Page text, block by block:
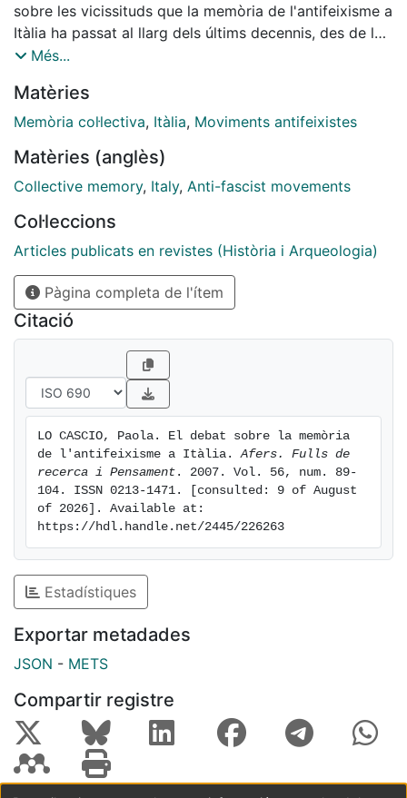
sobre les vicissituds que la memòria de l'antifeixisme a
Itàlia ha passat al llarg dels últims decennis, des de la
seva adopció com a paradigma de referència per a la
cultura i de valors hegemònics i difusa, fins als seus
dos moments de crisi més importants -als anys 70 del
intentant formular algunes hipòtesis en relació amb la
seva significació i les seves perspectives actuals.
Més...
Matèries
Memòria col·lectiva, Itàlia, Moviments antifeixistes
Matèries (anglès)
Collective memory, Italy, Anti-fascist movements
Col·leccions
Articles publicats en revistes (Història i Arqueologia)
Pàgina completa de l'ítem
Citació
LO CASCIO, Paola. El debat sobre la memòria
de l'antifeixisme a Itàlia. Afers. Fulls de
recerca i Pensament . 2007. Vol. 56, num. 89-
104. ISSN 0213-1471. [consulted: 9 of August
of 2026]. Available at:
https://hdl.handle.net/2445/226263
Estadístiques
Exportar metadades
JSON - METS
Compartir registre